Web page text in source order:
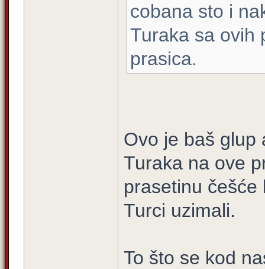
cobana sto i
Turaka sa ovih
prasica.
Ovo je baš glup
Turaka na ove
prasetinu češće
Turci uzimali.
To što se kod